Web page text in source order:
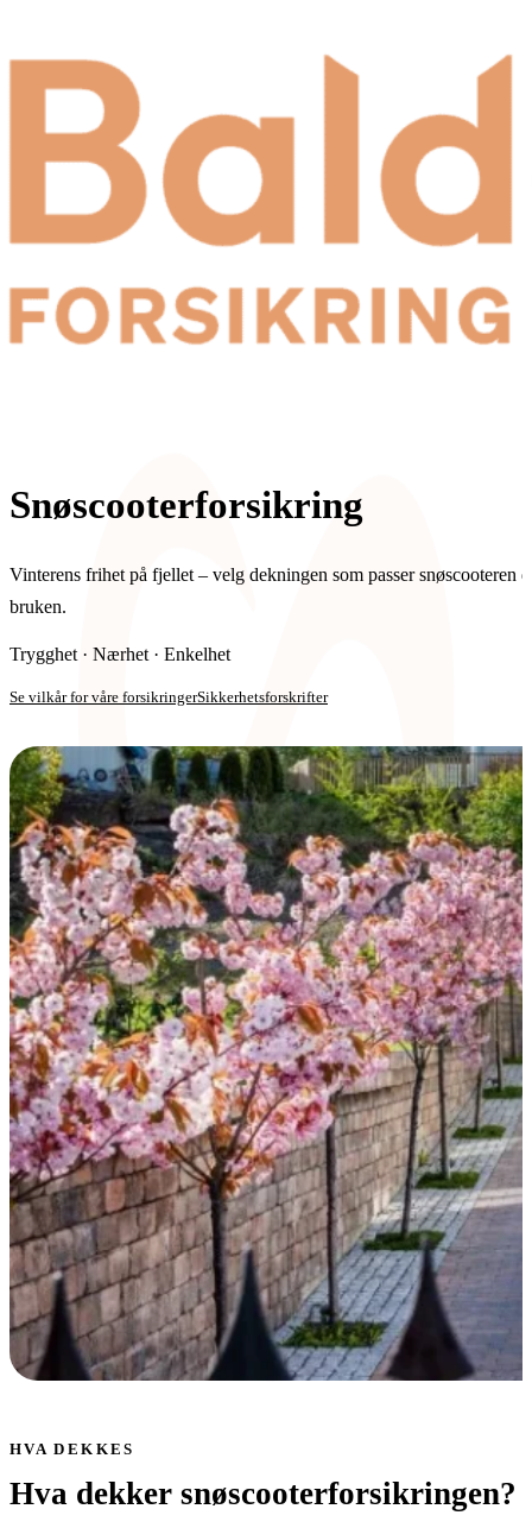
Snøscooterforsikring
Vinterens frihet på fjellet – velg dekningen som passer snøscooteren
bruken.
Trygghet · Nærhet · Enkelhet
Se vilkår for våre forsikringerSikkerhetsforskrifter
HVA DEKKES
Hva dekker snøscooterforsikringen?